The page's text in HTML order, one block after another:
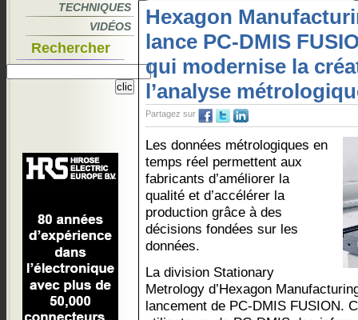
TECHNIQUES
VIDÉOS
Rechercher
Hexagon
lance PC-DMIS
qui modernise la
l’analyse
Partagez sur
Les données métrologiques en
temps réel permettent aux
fabricants d’améliorer la
qualité et d’accélérer la
production grâce à des
décisions fondées sur les
données.
La division Stationary
Metrology d’Hexagon
lancement de PC-DMIS FUSION.